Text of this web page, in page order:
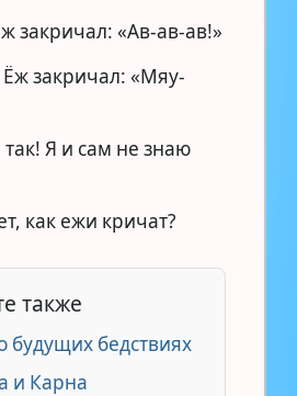
закричал: «Ав-ав-ав!»
Ёж закричал: «Мяу-
так! Я и сам не знаю
как ежи кричат?
также
бедствиях
и Карна